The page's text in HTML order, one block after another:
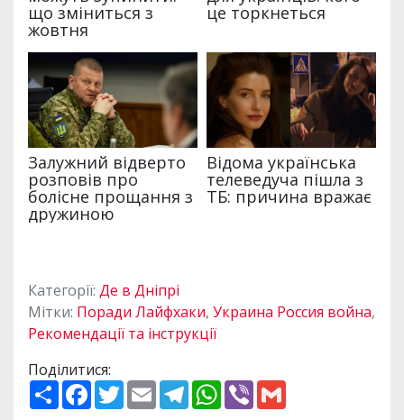
Категорії: Де в Дніпрі
Мітки: Поради Лайфхаки, Украина Россия война,
Рекомендації та інструкції
Поділитися:
П
о
F
a
T
w
E
m
T
e
W
h
V